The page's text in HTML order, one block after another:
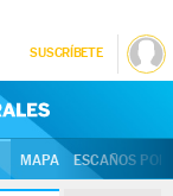
SUSCRÍBETE
MAPA ESCAÑOS